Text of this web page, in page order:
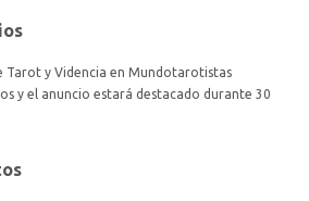
Tarot y Videncia en Mundotarotistas
y el anuncio estará destacado durante 30